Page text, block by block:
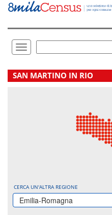
Vai
direttamente
Toggle
navigation
.
SAN MARTINO IN RIO
CERCA UN'ALTRA REGIONE
Emilia-Romagna